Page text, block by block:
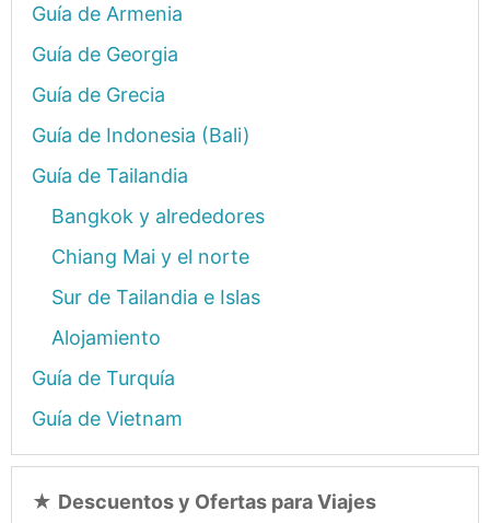
Guía de Armenia
Guía de Georgia
Guía de Grecia
Guía de Indonesia (Bali)
Guía de Tailandia
Bangkok y alrededores
Chiang Mai y el norte
Sur de Tailandia e Islas
Alojamiento
Guía de Turquía
Guía de Vietnam
★ Descuentos y Ofertas para Viajes